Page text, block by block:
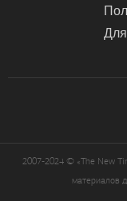
2007-2024 © «The New
материалов